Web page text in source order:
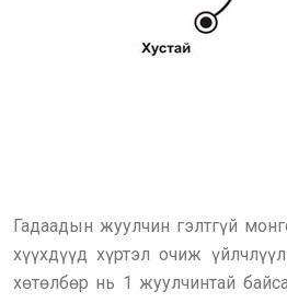
Гадаадын жуулчин гэлтгүй
хүүхдүүд хүртэл очиж
хөтөлбөр нь 1 жуулчинтай